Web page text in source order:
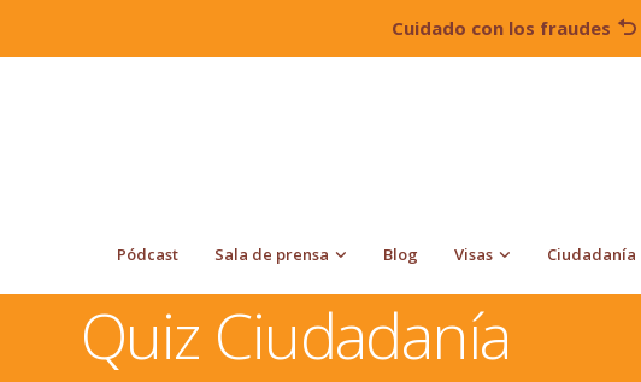
Cuidado con los fraudes
Pódcast Sala de prensa Blog Visas Ciudadanía
Quiroga Law Office, PLLC Quiz de Inmigración Quiz Ciudadanía
Quiz Ciudadanía